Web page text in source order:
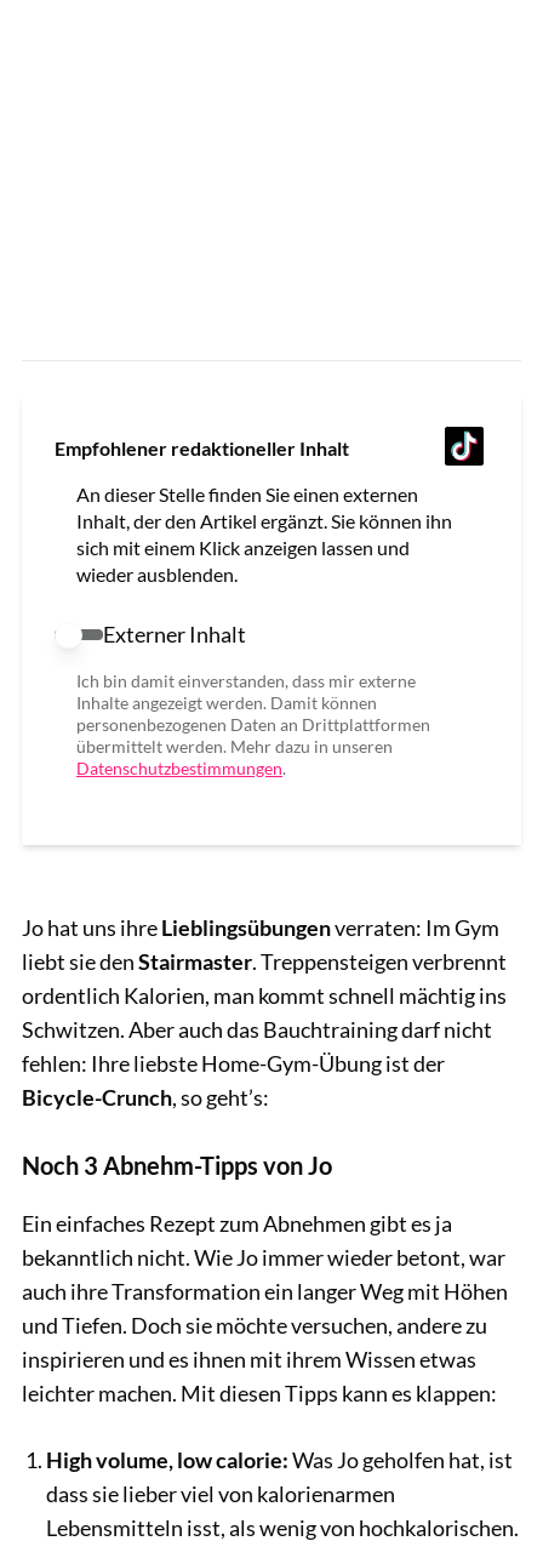
Empfohlener redaktioneller Inhalt
An dieser Stelle finden Sie einen externen
Inhalt, der den Artikel ergänzt. Sie können ihn
sich mit einem Klick anzeigen lassen und
wieder ausblenden.
Externer Inhalt erlauben
Externer Inhalt
Ich bin damit einverstanden, dass mir externe
Inhalte angezeigt werden. Damit können
personenbezogenen Daten an Drittplattformen
übermittelt werden. Mehr dazu in unseren
Datenschutzbestimmungen.
Jo hat uns ihreLieblingsübungenverraten: Im Gym
liebt sie denStairmaster. Treppensteigen verbrennt
ordentlich Kalorien, man kommt schnell mächtig ins
Schwitzen. Aber auch das Bauchtraining darf nicht
fehlen: Ihre liebste Home-Gym-Übung ist der
Bicycle-Crunch, so geht’s:
Noch 3 Abnehm-Tipps von Jo
Ein einfaches Rezept zum Abnehmen gibt es ja
bekanntlich nicht. Wie Jo immer wieder betont, war
auch ihre Transformation ein langer Weg mit Höhen
und Tiefen. Doch sie möchte versuchen, andere zu
inspirieren und es ihnen mit ihrem Wissen etwas
leichter machen. Mit diesen Tipps kann es klappen:
High volume, low calorie:Was Jo geholfen hat, ist
dass sie lieber viel von kalorienarmen
Lebensmitteln isst, als wenig von hochkalorischen.